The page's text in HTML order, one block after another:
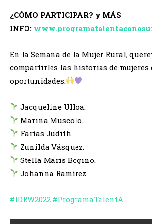
¿CÓMO PARTICIPAR? y MÁS
INFO:
En la Semana de la Mujer Rural,
compartirles las historias de mujeres
oportunidades.
Jacqueline Ulloa.
Marina Muscolo.
Farías Judith.
Zunilda Vásquez.
Stella Maris Bogino.
Johanna Ramírez.
#IDRW2022 #ProgramaTalentA